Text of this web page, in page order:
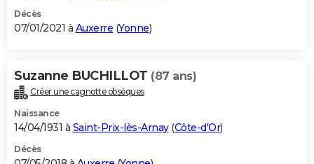
Décès
07/01/2021 à Auxerre (Yonne)
Suzanne BUCHILLOT (87 ans)
Créer une cagnotte obsèques
Naissance
14/04/1931 à Saint-Prix-lès-Arnay(Côte-d'Or)
Décès